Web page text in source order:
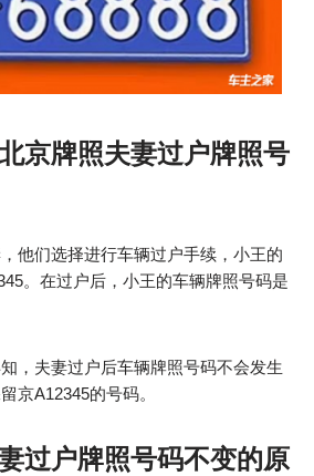
京牌照夫妻过户牌照号
他们选择进行车辆过户手续，小王的
。在过户后，小王的车辆牌照号码是
，夫妻过户后车辆牌照号码不会发生
京A12345的号码。
过户牌照号码不变的原